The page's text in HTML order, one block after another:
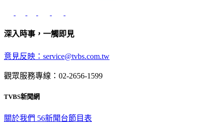
深入時事，一觸即見
意見反映：service@tvbs.com.tw
觀眾服務專線：02-2656-1599
TVBS新聞網
關於我們 56新聞台節目表